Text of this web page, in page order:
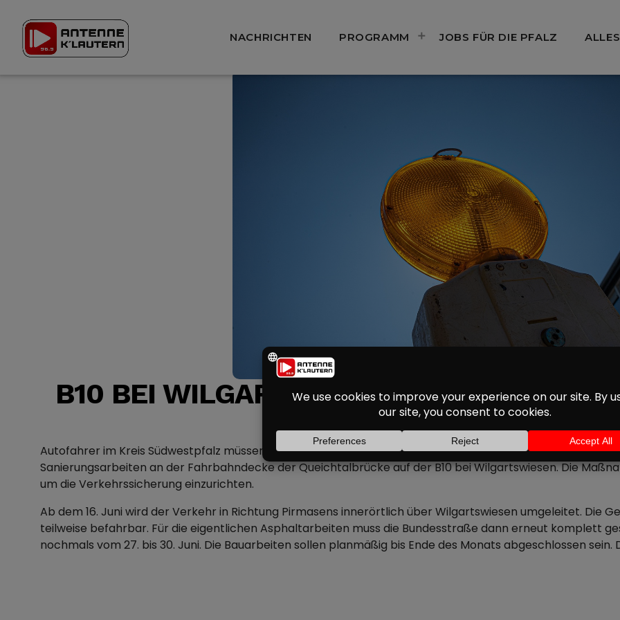
NACHRICHTEN PROGRAMM JOBS FÜR DIE PFALZ
B10 BEI WILGARTSWIESEN: MEHRERE
BRÜCKENSANIERUNG
Autofahrer im Kreis Südwestpfalz müssen sich ab der kommenden Woche auf umfangreiche
Sanierungsarbeiten an der Fahrbahndecke der Queichtalbrücke auf der B10 bei Wilgartswiesen. Die
um die Verkehrssicherung einzurichten.
Ab dem 16. Juni wird der Verkehr in Richtung Pirmasens innerörtlich über Wilgartswiesen umgeleitet. Die
teilweise befahrbar. Für die eigentlichen Asphaltarbeiten muss die Bundesstraße dann erneut komplett
nochmals vom 27. bis 30. Juni. Die Bauarbeiten sollen planmäßig bis Ende des Monats abgeschlossen sein.